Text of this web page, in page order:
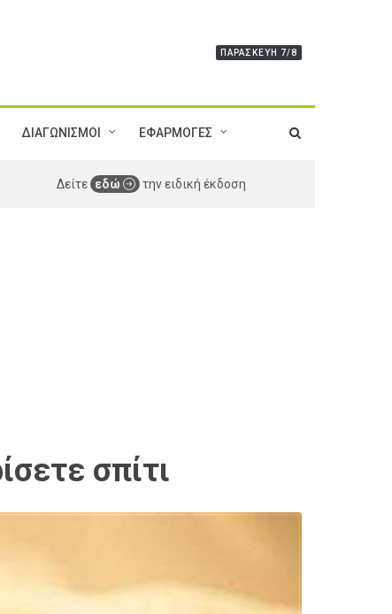
ΠΑΡΑΣΚΕΥΉ 7/8
ΔΙΑΓΩΝΙΣΜΟΙ ΕΦΑΡΜΟΓΕΣ
Δείτε εδώ την ειδική έκδοση
σπίτι